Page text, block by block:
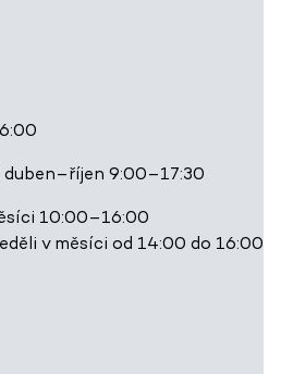
9:00–17:30
10:00–16:00
v měsíci od 14:00 do 16:00